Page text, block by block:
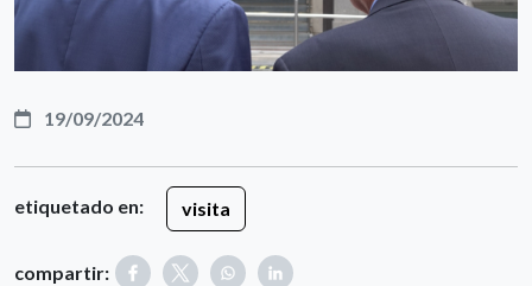
19/09/2024
etiquetado en: visita
compartir: